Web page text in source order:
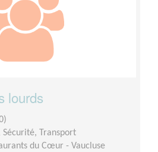
lourds
Sécurité, Transport
du Cœur - Vaucluse